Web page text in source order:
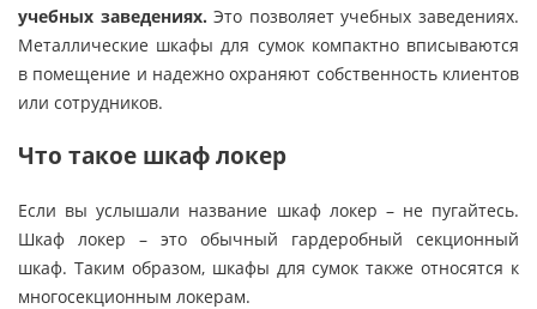
учебных заведениях. Это позволяет учебных заведениях.
Металлические шкафы для сумок компактно вписываются
в помещение и надежно охраняют собственность клиентов
или сотрудников.
Что такое шкаф локер
Если вы услышали название шкаф локер – не пугайтесь.
Шкаф локер – это обычный гардеробный секционный
шкаф. Таким образом, шкафы для сумок также относятся к
многосекционным локерам.